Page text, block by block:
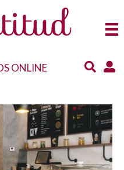
ONLINE